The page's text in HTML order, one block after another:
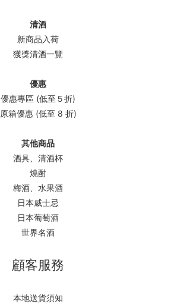
清酒
新商品入荷
獲獎清酒一覽
優惠
優惠專區 (低至５折)
原箱優惠 (低至 8 折)
其他商品
酒具、清酒杯
燒酎
梅酒、水果酒
日本威士忌
日本葡萄酒
世界名酒
顧客服務
本地送貨須知